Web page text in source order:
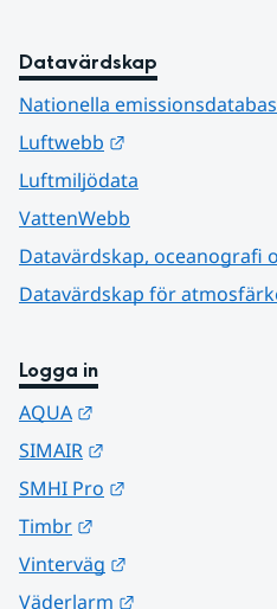
Datavärdskap
Nationella
Luftwebb
Luftmiljödata
VattenWebb
Datavärdskap, oceanografi
Datavärdskap för
Logga in
AQUA
SIMAIR
SMHI Pro
Timbr
Vinterväg
Väderlarm